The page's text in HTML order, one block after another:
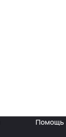
Помощь